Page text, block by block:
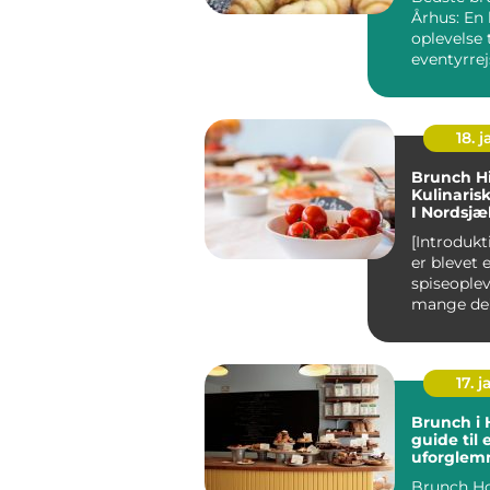
Århus:
oplevelse
18.
Brunch
I
er blevet
mange
17.
Brunch i
guide til